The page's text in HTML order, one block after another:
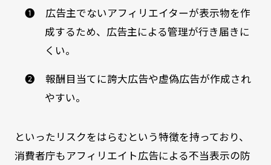
❶ 広告主でないアフィリエイターが表示物を作
成するため、広告主による管理が行き届きに
くい。
❷ 報酬目当てに誇大広告や虚偽広告が作成され
やすい。
といったリスクをはらむという特徴を持っており、
消費者庁もアフィリエイト広告による不当表示の防